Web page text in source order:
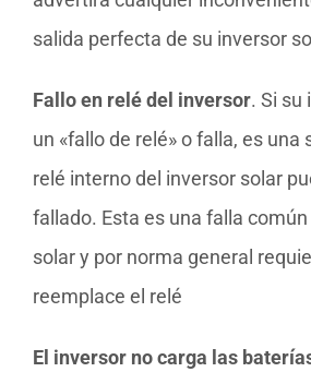
salida perfecta de su inversor
Fallo en relé del inversor. Si su
un «fallo de relé» o falla, es una
relé interno del inversor solar
fallado. Esta es una falla
solar y por norma general
reemplace el relé
El inversor no carga las